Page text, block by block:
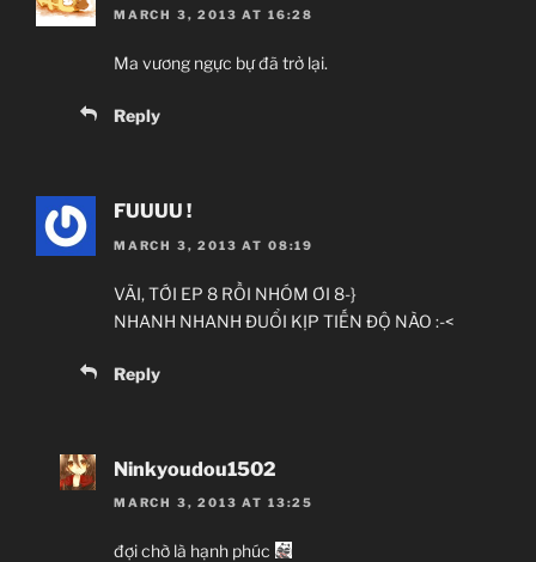
MARCH 3, 2013 AT 16:28
Ma vương ngực bự đã trở lại.
Reply
FUUUU !
MARCH 3, 2013 AT 08:19
VÃI, TỚI EP 8 RỒI NHÓM ƠI 8-}
NHANH NHANH ĐUỔI KỊP TIẾN ĐỘ NÀO :-<
Reply
Ninkyoudou1502
MARCH 3, 2013 AT 13:25
đợi chờ là hạnh phúc